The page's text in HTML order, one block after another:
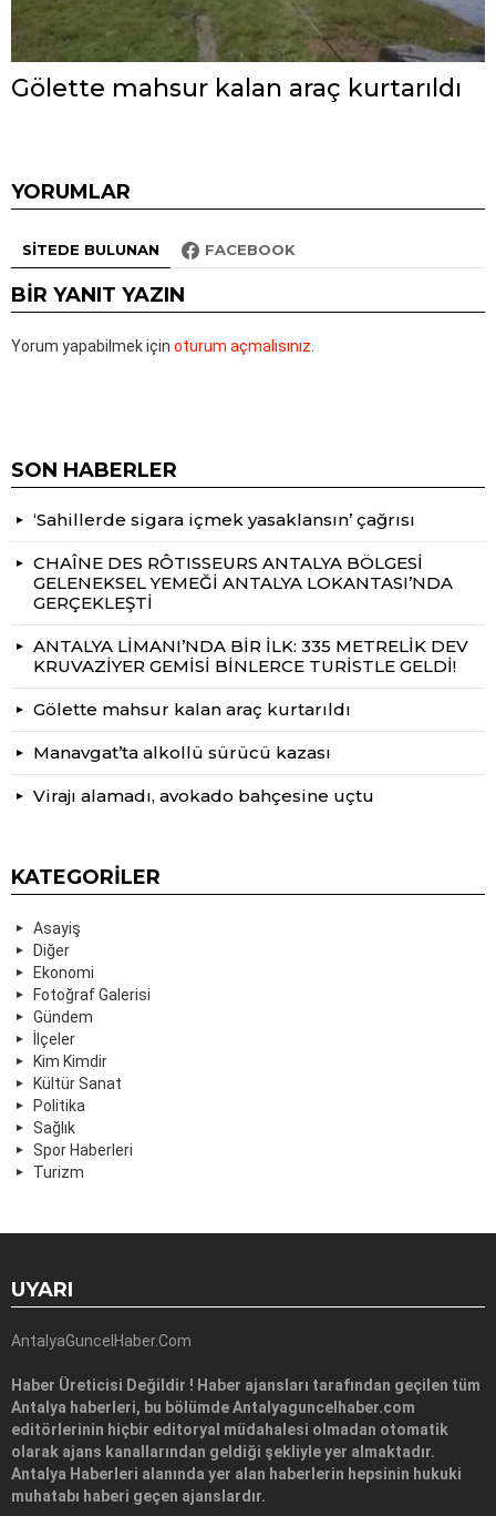
Gölette mahsur kalan araç kurtarıldı
YORUMLAR
SITEDE BULUNAN FACEBOOK
BIR YANIT YAZIN
Yorum yapabilmek için oturum açmalısınız
SON HABERLER
‘Sahillerde sigara içmek yasaklansın’ çağrısı
CHAÎNE DES RÔTISSEURS ANTALYA BÖLGESİ
GELENEKSEL YEMEĞİ ANTALYA LOKANTASI’NDA
GERÇEKLEŞTİ
ANTALYA LİMANI’NDA BİR İLK: 335 METRELİK DEV
KRUVAZİYER GEMİSİ BİNLERCE TURİSTLE GELDİ!
Gölette mahsur kalan araç kurtarıldı
Manavgat’ta alkollü sürücü kazası
Virajı alamadı, avokado bahçesine uçtu
KATEGORILER
Asayiş
Diğer
Ekonomi
Fotoğraf Galerisi
Gündem
İlçeler
Kim Kimdir
Kültür Sanat
Politika
Sağlık
Spor Haberleri
Turizm
UYARI
AntalyaGuncelHaber.Com
Haber Üreticisi Değildir ! Haber ajansları tarafından geçilen tüm
Antalya haberleri, bu bölümde Antalyaguncelhaber.com
editörlerinin hiçbir editoryal müdahalesi olmadan otomatik
olarak ajans kanallarından geldiği şekliyle yer almaktadır.
Antalya Haberleri alanında yer alan haberlerin hepsinin hukuki
muhatabı haberi geçen ajanslardır.